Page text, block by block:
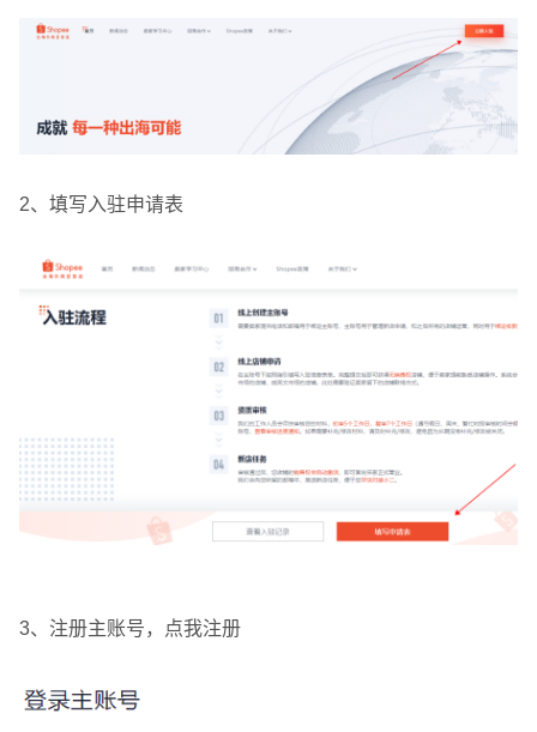
2、填写入驻申请表
3、注册主账号，点我注册